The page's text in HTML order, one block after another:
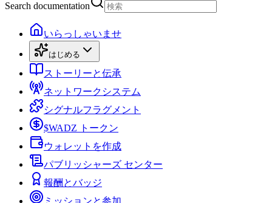
Search documentation
いらっしゃいませ
はじめる
ストーリーと伝承
ネットワークシステム
シグナルフラグメント
$WADZ トークン
ウォレットを作成
パブリッシャーズ センター
報酬とバッジ
ミッションと参加